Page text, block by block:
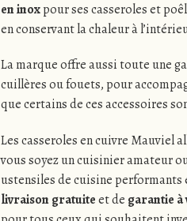
en inoxpour ses casseroles et
en conservant la chaleur à
La marque offre aussi toute une
cuillères ou fouets, pour
que certains de ces accessoires
Les casseroles en cuivre Mauviel
vous soyez un cuisinier amateur
ustensiles de cuisine performants
livraison gratuiteet de garantie à